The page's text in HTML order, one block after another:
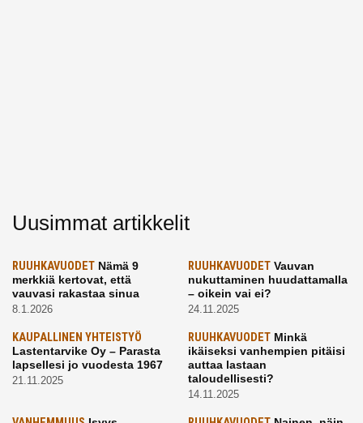
Uusimmat artikkelit
RUUHKAVUODET Nämä 9
merkkiä kertovat, että
vauvasi rakastaa sinua
8.1.2026
RUUHKAVUODETVauvan
nukuttaminen huudattamalla
– oikein vai ei?
24.11.2025
KAUPALLINEN YHTEISTYÖ
Lastentarvike Oy – Parasta
lapsellesi jo vuodesta 1967
21.11.2025
RUUHKAVUODETMinkä
ikäiseksi vanhempien pitäisi
auttaa lastaan
taloudellisesti?
14.11.2025